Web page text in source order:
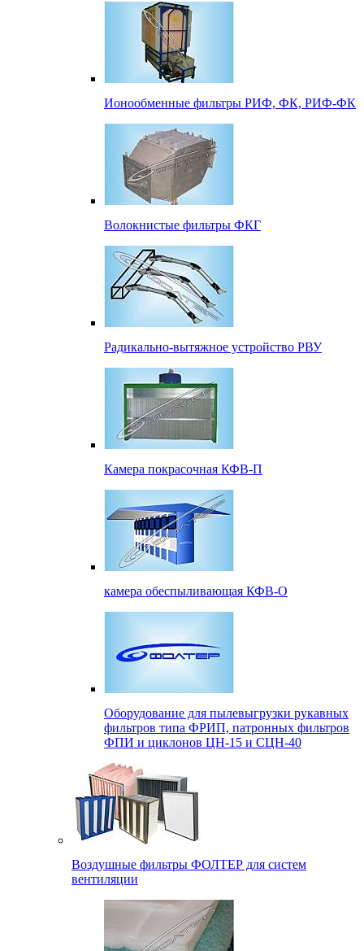
Ионообменные фильтры РИФ, ФК, РИФ-ФК
Волокнистые фильтры ФКГ
Радикально-вытяжное устройство РВУ
Камера покрасочная КФВ-П
камера обеспыливающая КФВ-О
Оборудование для пылевыгрузки рукавных
фильтров типа ФРИП, патронных фильтров
ФПИ и циклонов ЦН-15 и СЦН-40
Воздушные фильтры ФОЛТЕР для систем
вентиляции